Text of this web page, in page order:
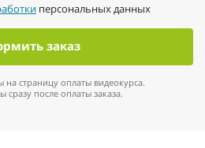
персональных данных
заказ
на страницу оплаты видеокурса.
сразу после оплаты заказа.